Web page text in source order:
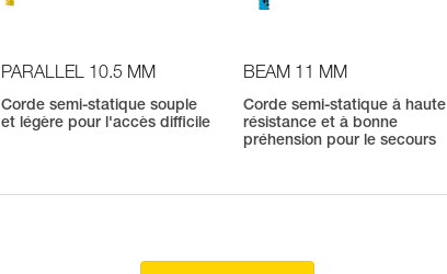
PARALLEL 10.5 MM
Corde semi-statique souple
et légère pour l'accès difficile
BEAM 11 MM
Corde semi-statique à haute
résistance et à bonne
préhension pour le secours